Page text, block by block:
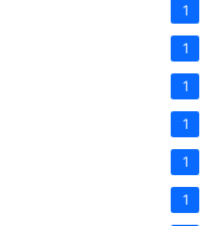
1
1
1
1
1
1